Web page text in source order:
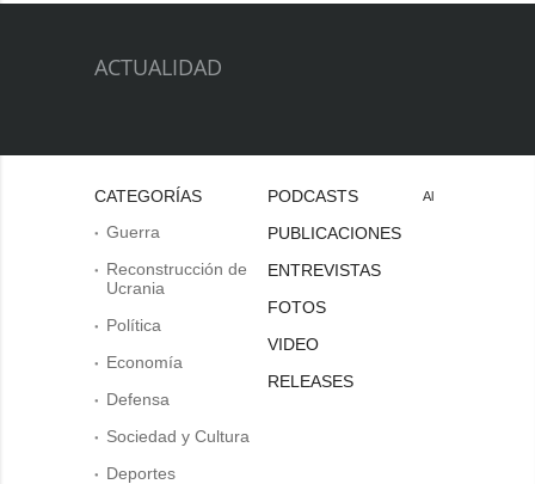
ACTUALIDAD
CATEGORÍAS
Guerra
Reconstrucción de
Ucrania
Política
Economía
Defensa
Sociedad y Cultura
Deportes
PODCASTS
PUBLICACIONES
ENTREVISTAS
FOTOS
VIDEO
RELEASES
Al